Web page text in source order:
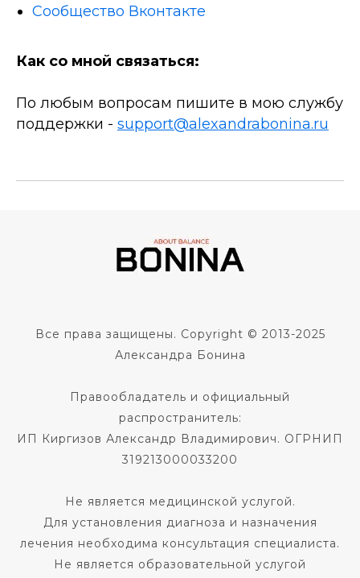
Сообщество Вконтакте
Как со мной связаться:
По любым вопросам пишите в мою службу
поддержки - support@alexandrabonina.ru
Все права защищены. Copyright © 2013-2025
Александра Бонина
Правообладатель и официальный
распространитель:
ИП Киргизов Александр Владимирович. ОГРНИП
319213000033200
Не является медицинской услугой.
Для установления диагноза и назначения
лечения необходима консультация специалиста.
Не является образовательной услугой